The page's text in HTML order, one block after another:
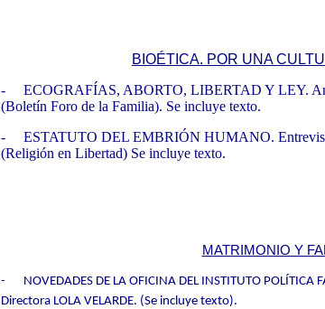
BIOÉTICA. POR UNA
-
ECOGRAFÍAS, ABORTO, LIBERTAD Y LEY.
(Boletín Foro de la Familia). Se incluye texto.
-
ESTATUTO DEL EMBRIÓN HUMANO.
(Religión en Libertad) Se incluye texto.
MATRIMONIO Y
- NOVEDADES DE LA OFICINA DEL INSTITUTO POLÍTICA
Directora LOLA VELARDE. (Se incluye texto).